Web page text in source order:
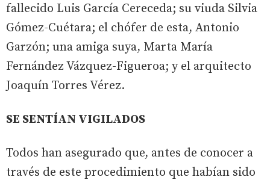
fallecido Luis García Cereceda; su viuda Silvia
Gómez-Cuétara; el chófer de esta, Antonio
Garzón; una amiga suya, Marta María
Fernández Vázquez-Figueroa; y el arquitecto
Joaquín Torres Vérez.
SE SENTÍAN VIGILADOS
Todos han asegurado que, antes de conocer a
través de este procedimiento que habían sido